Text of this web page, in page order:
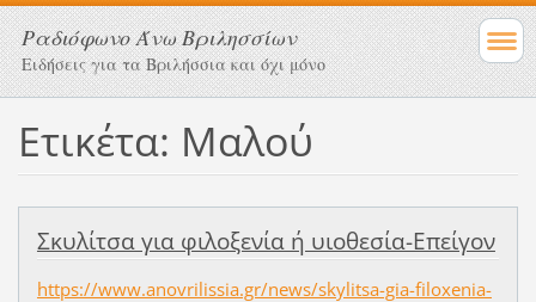
Ραδιόφωνο Άνω Βριλησσίων
Ειδήσεις για τα Βριλήσσια και όχι μόνο
Ετικέτα: Μαλού
Σκυλίτσα για φιλοξενία ή υιοθεσία-Επείγον
https://www.anovrilissia.gr/news/skylitsa-gia-filoxenia-